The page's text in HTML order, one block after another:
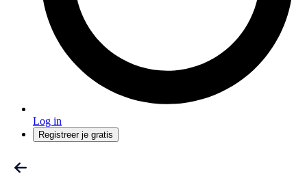
Log in
Registreer je gratis